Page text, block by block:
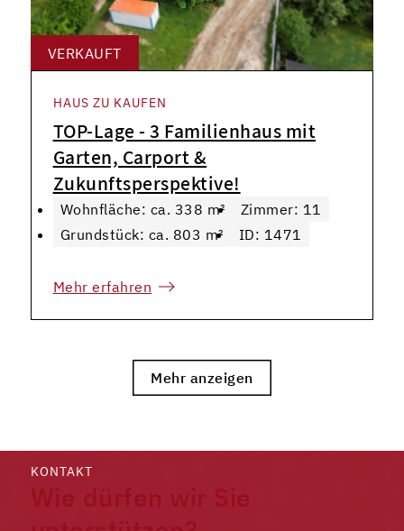
VERKAUFT
HAUS ZU KAUFEN
TOP-Lage - 3 Familienhaus mit
Garten, Carport &
Zukunftsperspektive!
Wohnfläche: ca. 338 m²
Zimmer: 11
Grundstück: ca. 803 m²
ID: 1471
Mehr erfahren
Mehr anzeigen
KONTAKT